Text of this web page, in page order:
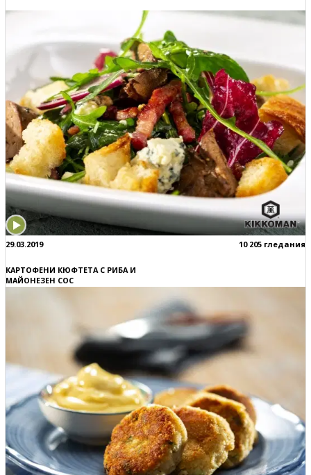
29.03.2019 10 205 гледания
КАРТОФЕНИ КЮФТЕТА С РИБА И
МАЙОНЕЗЕН СОС